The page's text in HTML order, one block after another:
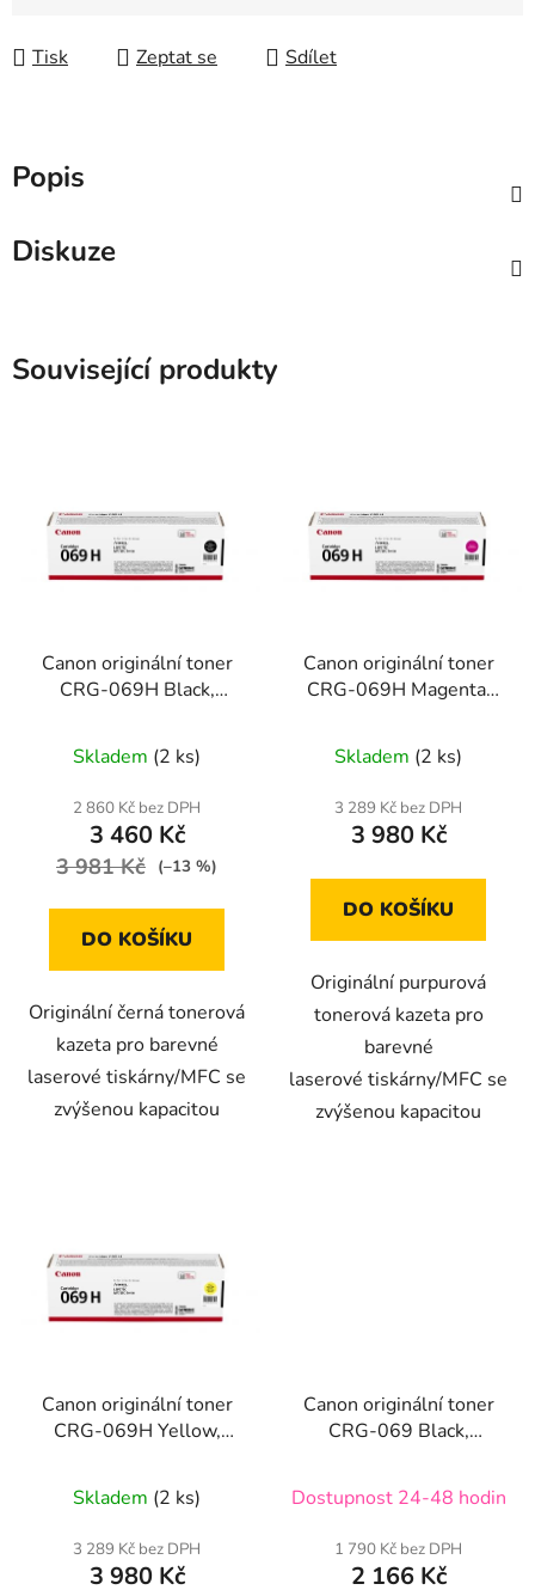
Tisk Zeptat se Sdílet
Popis
Diskuze
Související produkty
Canon originální toner
CRG-069H Black,
Skladem (2 ks)
2 860 Kč bez DPH
3 460 Kč
3 981 Kč (–13 %)
DO KOŠÍKU
Originální černá tonerová
kazeta pro barevné
laserové tiskárny/MFC se
zvýšenou kapacitou
Canon originální toner
CRG-069H Magenta,
Skladem (2 ks)
3 289 Kč bez DPH
3 980 Kč
DO KOŠÍKU
Originální purpurová
tonerová kazeta pro
barevné
laserové tiskárny/MFC se
zvýšenou kapacitou
Canon originální toner
CRG-069H Yellow,
Skladem (2 ks)
3 289 Kč bez DPH
3 980 Kč
Canon originální toner
CRG-069 Black,
Dostupnost 24-48 hodin
1 790 Kč bez DPH
2 166 Kč